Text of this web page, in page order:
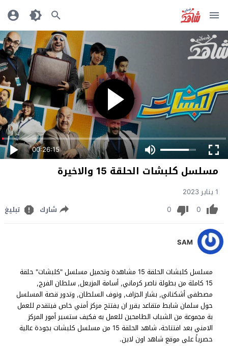
00:26:15
مسلسل كلبشات الحلقة 15 والاخيرة
1 يناير 2023
0
0 شارك تبليغ
SAM
مسلسل كلبشات الحلقة 15 مشاهدة وتحميل مسلسل "كلبشات" حلقة
15 كاملة من بطولة ناصر كرماني, أسامة المزيعل, سلطان الفرج,
مصطفى أشكناني, بشار الجزاف, ونوف السلطان, وتدور قصة المسلسل
حول سلمان شابط متقاعد يقرر ان يفتتح مركز أمني خاص فيتقدم للعمل
بة مجموعة من الشباب الطامحين للعمل به فكيف ستسير أمور المركز
الامني بعد افتتاحة، شاهد الحلقة 15 من مسلسل كلبشات بجودة عالية
حصرياً على موقع شاهد اون لاين.